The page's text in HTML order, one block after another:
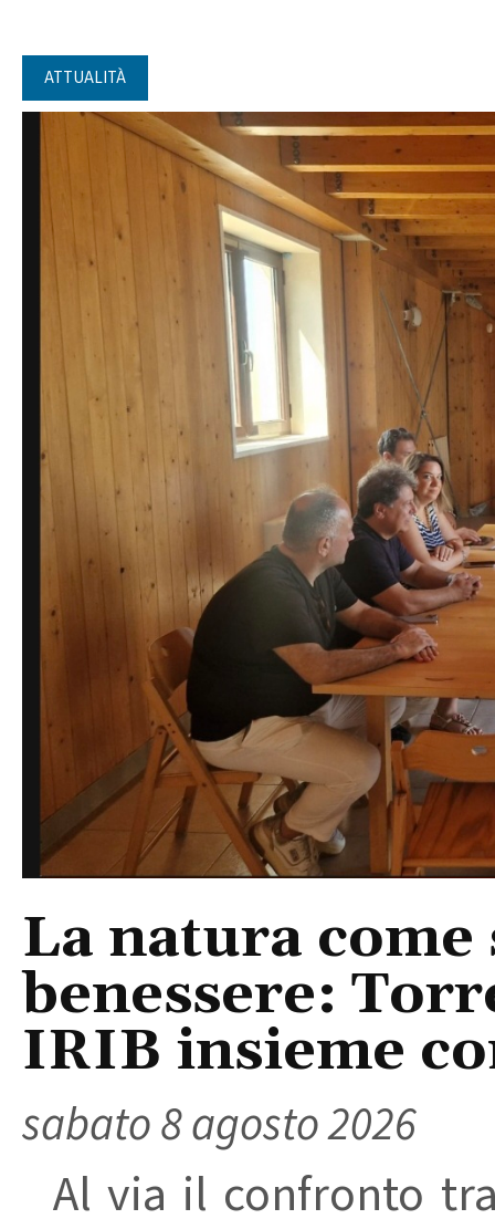
ATTUALITÀ
La natura
benessere:
IRIB insieme
sabato 8 agosto 2026
Al via il confronto